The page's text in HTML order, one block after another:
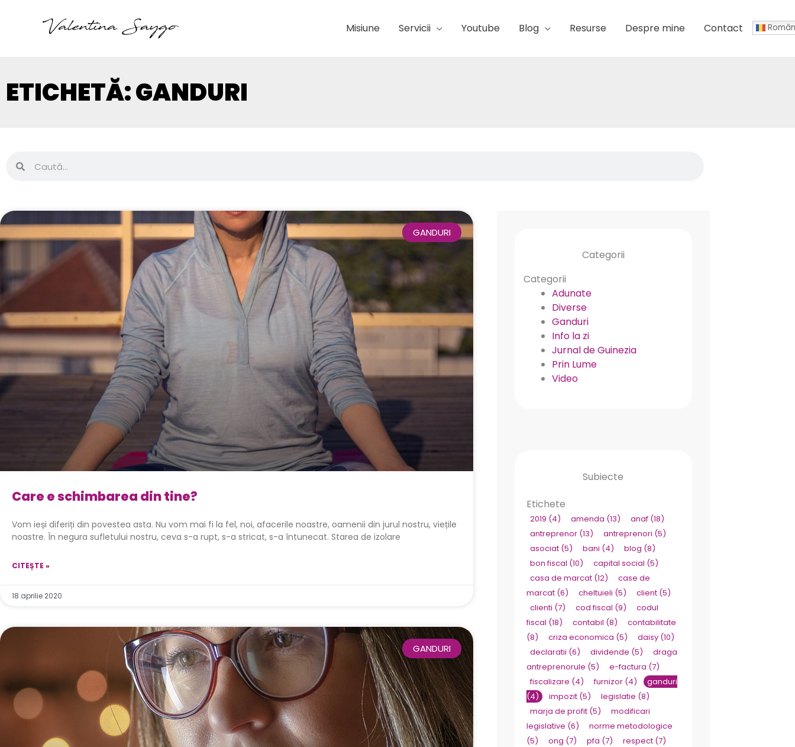
Misiune Servicii Youtube Blog Resurse Despre mine Contact
ETICHETĂ: GANDURI
GANDURI
Care e schimbarea din tine?
Vom ieși diferiți din povestea asta. Nu vom mai fi la fel, noi, afacerile noastre, oamenii din jurul nostru, viețile
noastre. În negura sufletului nostru, ceva s-a rupt, s-a stricat, s-a întunecat. Starea de izolare
CITEȘTE »
18 aprilie 2020
GANDURI
Categorii
Categorii
Adunate
Diverse
Ganduri
Info la zi
Jurnal de Guinezia
Prin Lume
Video
Subiecte
Etichete
2019 (4) amenda (13) anaf (18)
antreprenor (13) antreprenori (5)
asociat (5) bani (4) blog (8)
bon fiscal (10) capital social (5)
casa de marcat (12)
case de
marcat(6) cheltuieli (5) client(5)
clienti (7) cod fiscal (9)
codul
fiscal (18) contabil (8)
contabilitate
(8)
criza economica (5) daisy(10)
declaratii (6) dividende (5)
draga
antreprenorule (5) e-factura (7)
fiscalizare (4) furnizor (4)
ganduri
(4)
impozit(5) legislatie (8)
marja de profit (5)
modificari
legislative (6)
norme metodologice
(5)
ong (7) pfa (7) respect(7)